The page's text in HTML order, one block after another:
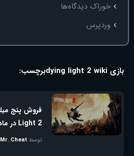
خوراک دیدگاه‌ها
وردپرس
برچسب: بازی dying light 2 wiki
Light 2 در ماه اول انتشار خود
توسط Mr. Cheat